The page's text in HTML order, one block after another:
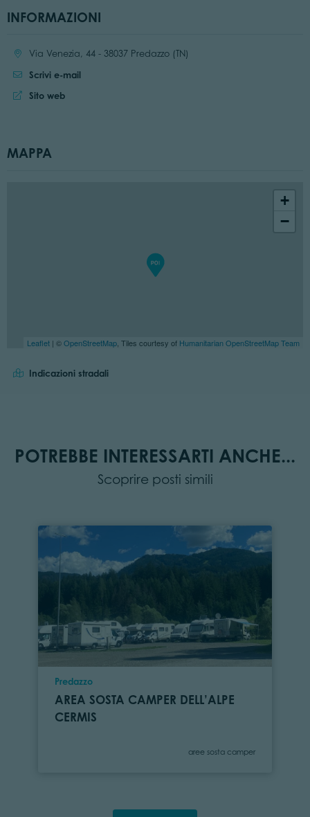
INFORMAZIONI
Località:Via Venezia, 44 - 38037 Predazzo (TN)
Scrivi e-mail
Sito web:
Sito web
MAPPA
+
−
Leaflet | ©OpenStreetMap , Tiles courtesy of Humanitarian OpenStreetMap Team
Indicazioni stradali
POTREBBE INTERESSARTI ANCHE...
Scoprire posti simili
Località
Predazzo
AREA SOSTA CAMPER DELL’ALPE
CERMIS
Categoria
aree sosta camper